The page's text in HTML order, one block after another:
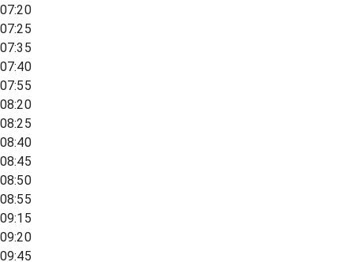
07:20
07:25
07:35
07:40
07:55
08:20
08:25
08:40
08:45
08:50
08:55
09:15
09:20
09:45